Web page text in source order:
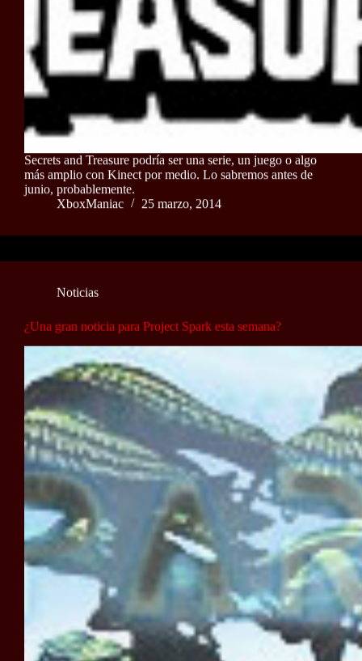
Secrets and Treasure podría ser una serie, un juego o algo
más amplio con Kinect por medio. Lo sabremos antes de
junio, probablemente.
XboxManiac
25 marzo, 2014
Noticias
¿Una gran noticia para Project Spark esta semana?